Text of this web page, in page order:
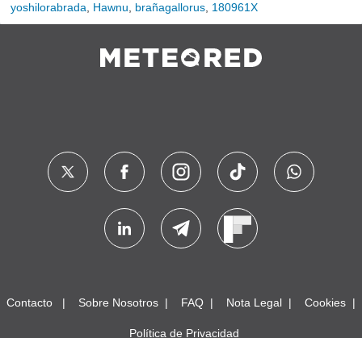
yoshilorabrada Hawnu brañagallorus 180961X
Contacto Sobre Nosotros FAQ Nota Legal Cookies
Política de Privacidad